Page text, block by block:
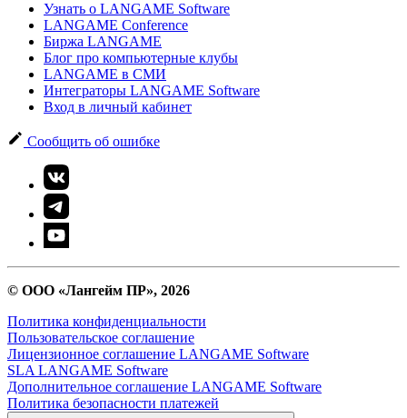
Узнать о LANGAME Software
LANGAME Conference
Биржа LANGAME
Блог про компьютерные клубы
LANGAME в СМИ
Интеграторы LANGAME Software
Вход в личный кабинет
Сообщить об ошибке
© ООО «Лангейм ПР», 2026
Политика конфиденциальности
Пользовательское соглашение
Лицензионное соглашение LANGAME Software
SLA LANGAME Software
Дополнительное соглашение LANGAME Software
Политика безопасности платежей